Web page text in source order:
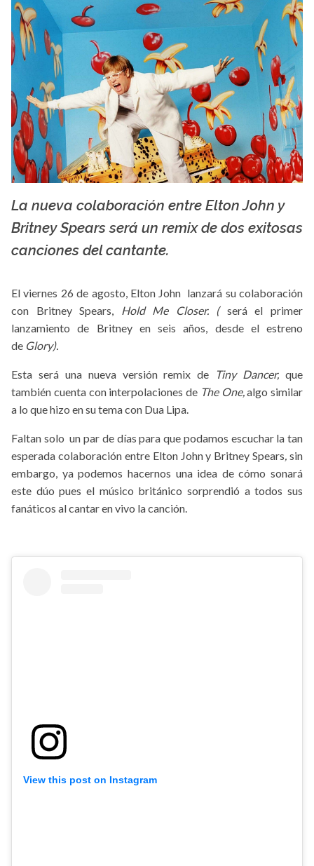
La X mas música
La nueva colaboración entre Elton John y
Britney Spears será un remix de dos exitosas
canciones del cantante.
El viernes 26 de agosto, Elton John lanzará su colaboración
con Britney Spears, Hold Me Closer. ( será el primer
lanzamiento de Britney en seis años, desde el estreno
de Glory).
Esta será una nueva versión remix de Tiny Dancer,que
también cuenta con interpolaciones de The One,algo similar
a lo que hizo en su tema con Dua Lipa.
Faltan solo un par de días para que podamos escuchar la tan
esperada colaboración entre Elton John y Britney Spears, sin
embargo, ya podemos hacernos una idea de cómo sonará
este dúo pues el músico británico sorprendió a todos sus
fanáticos al cantar en vivo la canción.
View this post on Instagram